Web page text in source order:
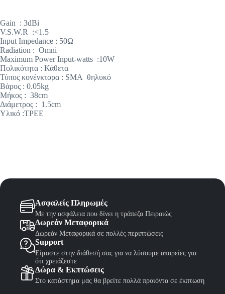
Gain : 3dBi
V.S.W.R :<1.5
Input Impedance : 50Ω
Radiation : Omni
Maximum Power Input-watts :10W
Πολικότητα : Κάθετα
Τύπος κονένκτορα : SMA θηλυκό
Βάρος : 0.05kg
Μήκος : 38cm
Διάμετρος : 1.5cm
Υλικό :TPEE
Ασφαλείς Πληρωμές
Με την ασφάλεια που δίνει η τράπεζα Πειραιώς
Δωρεάν Μεταφορικά
Δωρεάν Μεταφορικά σε πολλές περιπτώσεις
Support
Είμαστε στην διάθεσή σας για να λύσουμε απορείες για
ότι χρειάζεστε
Δώρα & Εκπτώσεις
Στο κατάστημα μας θα βρείτε πολλά προιόντα σε έκπτωση